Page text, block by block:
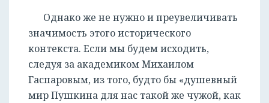
Однако же не нужно и преувеличивать
значимость этого исторического
контекста. Если мы будем исходить,
следуя за академиком Михаилом
Гаспаровым, из того, будто бы «душевный
мир Пушкина для нас такой же чужой, как